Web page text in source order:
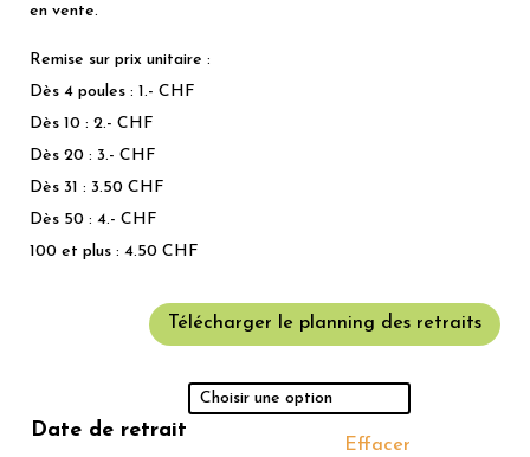
en vente.
Remise sur prix unitaire :
Dès 4 poules : 1.- CHF
Dès 10 : 2.- CHF
Dès 20 : 3.- CHF
Dès 31 : 3.50 CHF
Dès 50 : 4.- CHF
100 et plus : 4.50 CHF
Télécharger le planning des retraits
Date de retrait
Effacer